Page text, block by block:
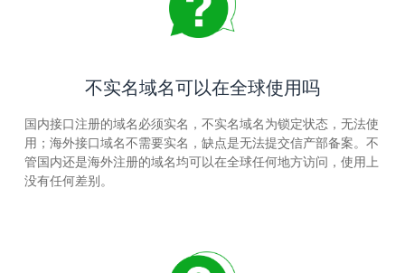
不实名域名可以在全球使用吗
国内接口注册的域名必须实名，不实名域名为锁定状态，无法使
用；海外接口域名不需要实名，缺点是无法提交信产部备案。不
管国内还是海外注册的域名均可以在全球任何地方访问，使用上
没有任何差别。